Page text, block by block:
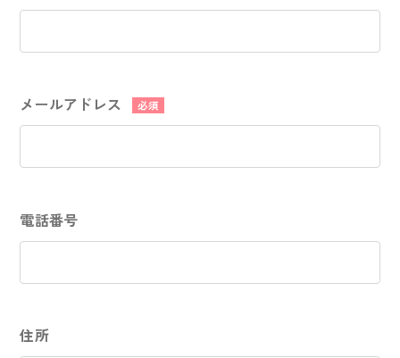
メールアドレス 必須
電話番号
住所